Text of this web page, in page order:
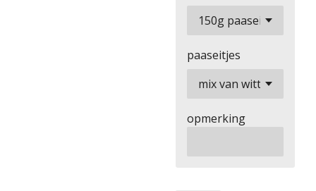
paaseitjes
opmerking